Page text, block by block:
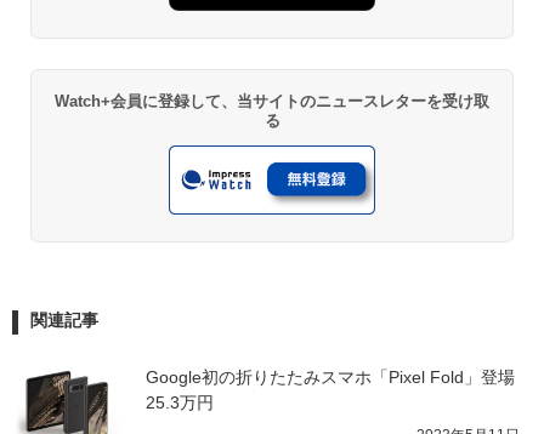
Watch+会員に登録して、当サイトのニュースレターを受け取
る
関連記事
Google初の折りたたみスマホ「Pixel Fold」登場
25.3万円